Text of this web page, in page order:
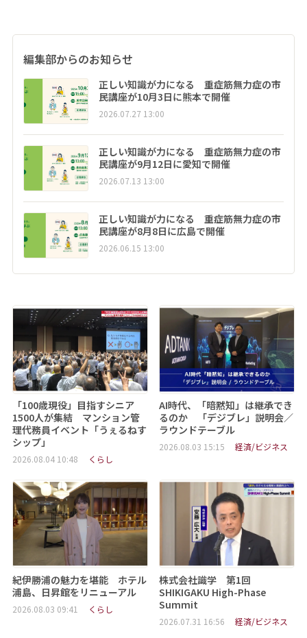
編集部からのお知らせ
正しい知識が力になる 重症筋無力症の市
民講座が10月3日に熊本で開催
2026.07.27 13:00
正しい知識が力になる 重症筋無力症の市
民講座が9月12日に愛知で開催
2026.07.13 13:00
正しい知識が力になる 重症筋無力症の市
民講座が8月8日に広島で開催
2026.06.15 13:00
「100歳現役」目指すシニア
1500人が集結 マンション管
理代務員イベント「うぇるねす
シップ」
2026.08.04 10:48 くらし
AI時代、「暗黙知」は継承でき
るのか 「デジブレ」説明会／
ラウンドテーブル
2026.08.03 15:15 経済/ビジネス
紀伊勝浦の魅力を堪能 ホテル
浦島、日昇館をリニューアル
2026.08.03 09:41 くらし
株式会社識学 第1回
SHIKIGAKU High-Phase
Summit
2026.07.31 16:56 経済/ビジネス